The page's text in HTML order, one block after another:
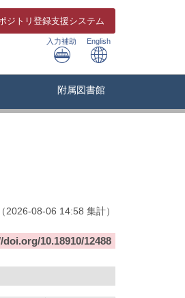
ジトリ 登録支援システム
入力補助 English
附属図書館
（2026-08-06 14:58 集計）
10.18910/12488